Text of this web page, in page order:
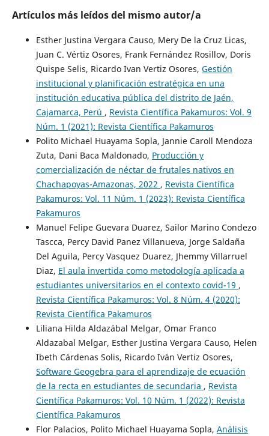
Artículos más leídos del mismo autor/a
Esther Justina Vergara Causo, Mery De la Cruz Licas,
Juan C. Vértiz Osores, Frank Fernández Rosillov, Doris
Quispe Selis, Ricardo Ivan Vertiz Osores, Gestión
institucional y planificación estratégica en una
institución educativa pública del distrito de Jaén,
Cajamarca, Perú , Revista Científica Pakamuros: Vol. 9
Núm. 1 (2021): Revista Científica Pakamuros
Polito Michael Huayama Sopla, Jannie Caroll Mendoza
Zuta, Dani Baca Maldonado, Producción y
comercialización de néctar de frutales nativos en
Chachapoyas-Amazonas, 2022 , Revista Científica
Pakamuros: Vol. 11 Núm. 1 (2023): Revista Científica
Pakamuros
Manuel Felipe Guevara Duarez, Sailor Marino Condezo
Tascca, Percy David Panez Villanueva, Jorge Saldaña
Del Aguila, Percy Vasquez Duarez, Jhemmy Villarruel
Diaz, El aula invertida como metodología aplicada a
estudiantes universitarios en el contexto covid-19 ,
Revista Científica Pakamuros: Vol. 8 Núm. 4 (2020):
Revista Científica Pakamuros
Liliana Hilda Aldazábal Melgar, Omar Franco
Aldazabal Melgar, Esther Justina Vergara Causo, Helen
Ibeth Cárdenas Solis, Ricardo Iván Vertiz Osores,
Software Geogebra para el aprendizaje de ecuación
de la recta en estudiantes de secundaria , Revista
Científica Pakamuros: Vol. 10 Núm. 1 (2022): Revista
Científica Pakamuros
Flor Palacios, Polito Michael Huayama Sopla, Análisis